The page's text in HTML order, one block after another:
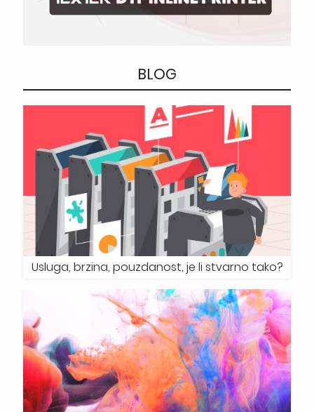
BLOG
Usluga, brzina, pouzdanost, je li stvarno tako?